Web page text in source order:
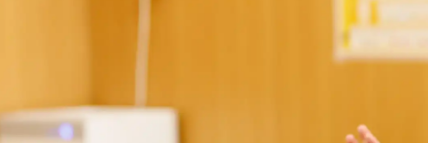
ジョイフル守山保育園
サン・サンスクール
東山公園
法人概要 / 組織図
活動報告
お問い合わせ一覧
通所介護